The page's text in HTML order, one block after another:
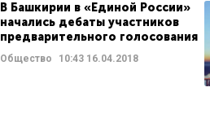
В Башкирии в «Единой России»
начались дебаты участников
предварительного голосования
Общество 10:4316.04.2018